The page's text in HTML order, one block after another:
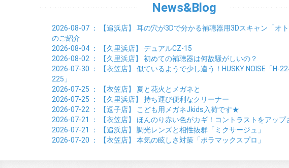
News&Blog
2026-08-07 ： 【追浜店】 耳の穴が3Dで分かる補聴器用3Dスキャン「オト
のご紹介
2026-08-04 ： 【久里浜店】 デュアルCZ-15
2026-08-02 ： 【久里浜店】 初めての補聴器は何故騒がしいの？
2026-07-30 ： 【衣笠店】 似ているようで少し違う！HUSKY NOISE「H-
225」
2026-07-25 ： 【衣笠店】 夏と花火とメガネと
2026-07-25 ： 【久里浜店】 持ち運び便利なクリーナー
2026-07-22 ： 【逗子店】
こども用メガネJkids入荷です★
2026-07-21
： 【衣笠店】 ほんのり赤い色がカギ！コントラストをアップ
2026-07-21
： 【追浜店】 調光レンズと相性抜群「ミクサージュ」
2026-07-20 ： 【衣笠店】 本気の眩しさ対策「ポラマックスプロ」